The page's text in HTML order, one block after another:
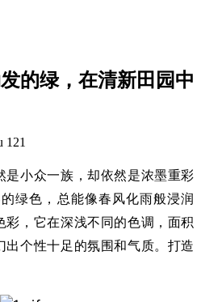
的绿，在清新田园中
121
小众一族，却依然是浓墨重彩
绿色，总能像春风化雨般浸润
彩，它在深浅不同的色调，面积
出个性十足的氛围和气质。打造